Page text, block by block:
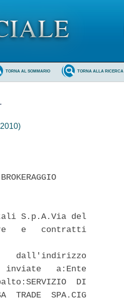
TORNA ALLA RICERCA
TORNA AL SOMMARIO
S.p.A.Via del
e   contratti
dall'indirizzo
inviate   a:Ente
DI
TRADE  SPA.CIG